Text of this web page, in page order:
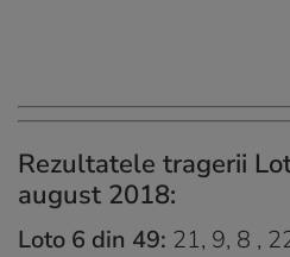
Rezultatele tragerii
august 2018:
Loto 6 din 49: 21, 9, 8 ,